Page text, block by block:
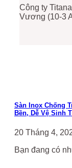
Công ty
Vương (10-3
Sàn Inox Chống
Bền, Dễ Vệ Sinh
20 Tháng 4,
Bạn đang có